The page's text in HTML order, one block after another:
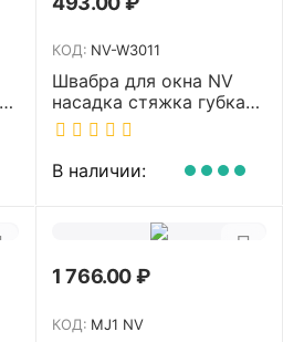
КОД: NV-W3011
Швабра для окна NV
насадка стяжка губка
30 см телескопическая
рукоятка 70-110 см NV-
W3011
В наличии:
1 766.00₽
КОД: MJ1 NV